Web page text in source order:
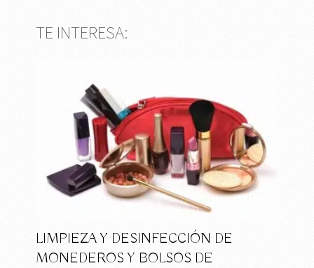
TE INTERESA:
LIMPIEZA Y DESINFECCIÓN DE
MONEDEROS Y BOLSOS DE